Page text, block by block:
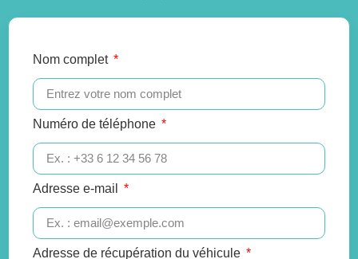
Nom complet
Numéro de téléphone
Adresse e-mail
Adresse de récupération du véhicule